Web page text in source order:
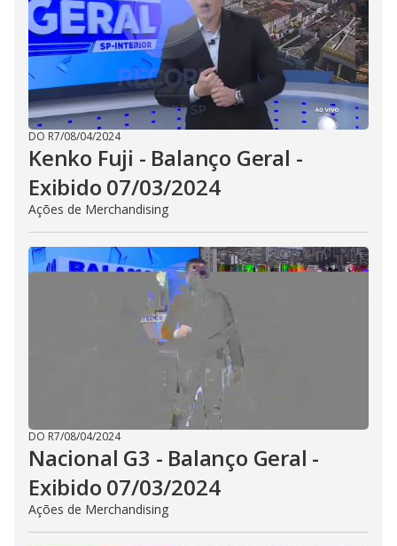
DO R7/08/04/2024
Kenko Fuji - Balanço Geral -
Exibido 07/03/2024
Ações de Merchandising
DO R7/08/04/2024
Nacional G3 - Balanço Geral -
Exibido 07/03/2024
Ações de Merchandising